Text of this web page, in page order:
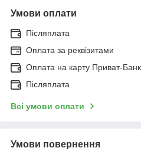
Умови оплати
Післяплата
Оплата за реквізитами
Оплата на карту Приват-
Післяплата
Всі умови оплати
Умови повернення